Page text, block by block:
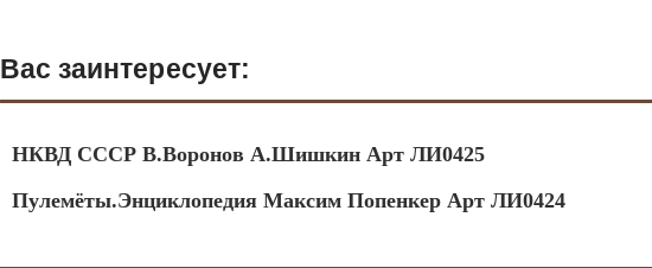
Вас заинтересует:
НКВД СССР В.Воронов А.Шишкин Арт ЛИ0425
Пулемёты.Энциклопедия Максим Попенкер Арт ЛИ0424